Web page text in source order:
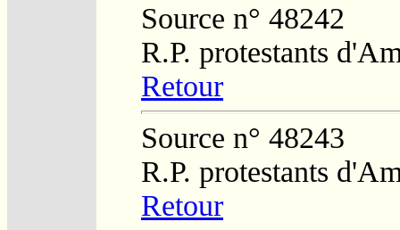
Source n° 48242
R.P. protestants
Retour
Source n° 48243
R.P. protestants
Retour